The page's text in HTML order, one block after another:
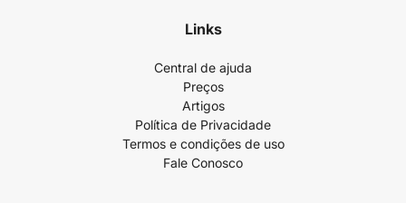
Links
Central de ajuda
Preços
Artigos
Política de Privacidade
Termos e condições de uso
Fale Conosco